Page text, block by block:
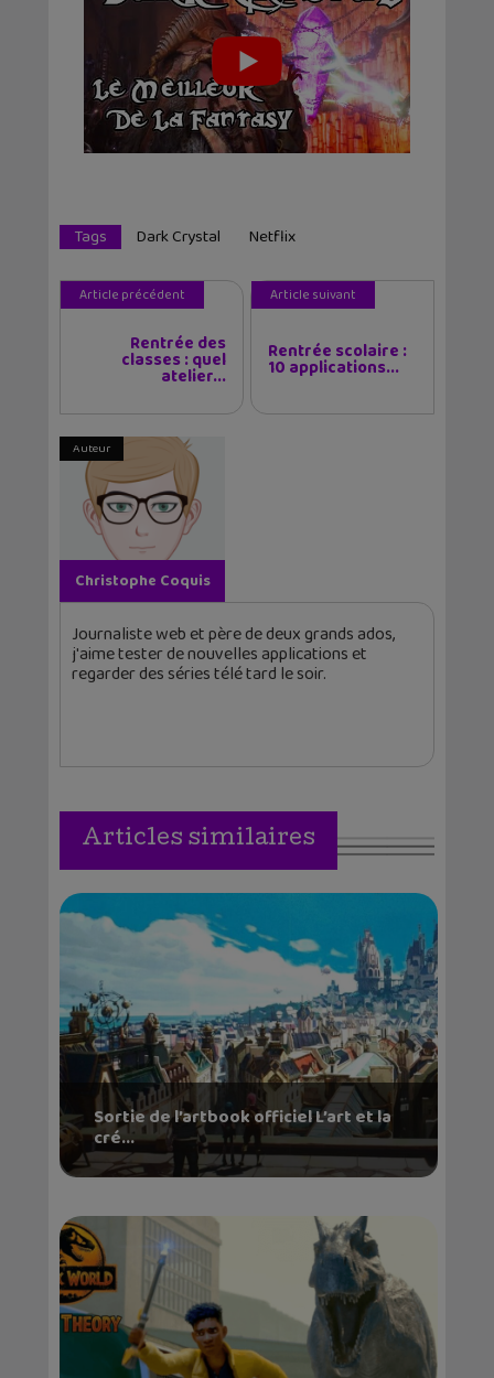
Tags Dark Crystal Netflix
Article précédent
Rentrée des
classes : quel
atelier...
Article suivant
Rentrée scolaire :
10 applications...
Auteur
Christophe Coquis
Journaliste web et père de deux grands ados,
j'aime tester de nouvelles applications et
regarder des séries télé tard le soir.
Articles similaires
Sortie de l’artbook officiel L’art et la
cré...